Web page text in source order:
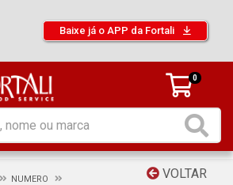
Baixe já o APP da Fortali
0
VOLTAR
NUMERO